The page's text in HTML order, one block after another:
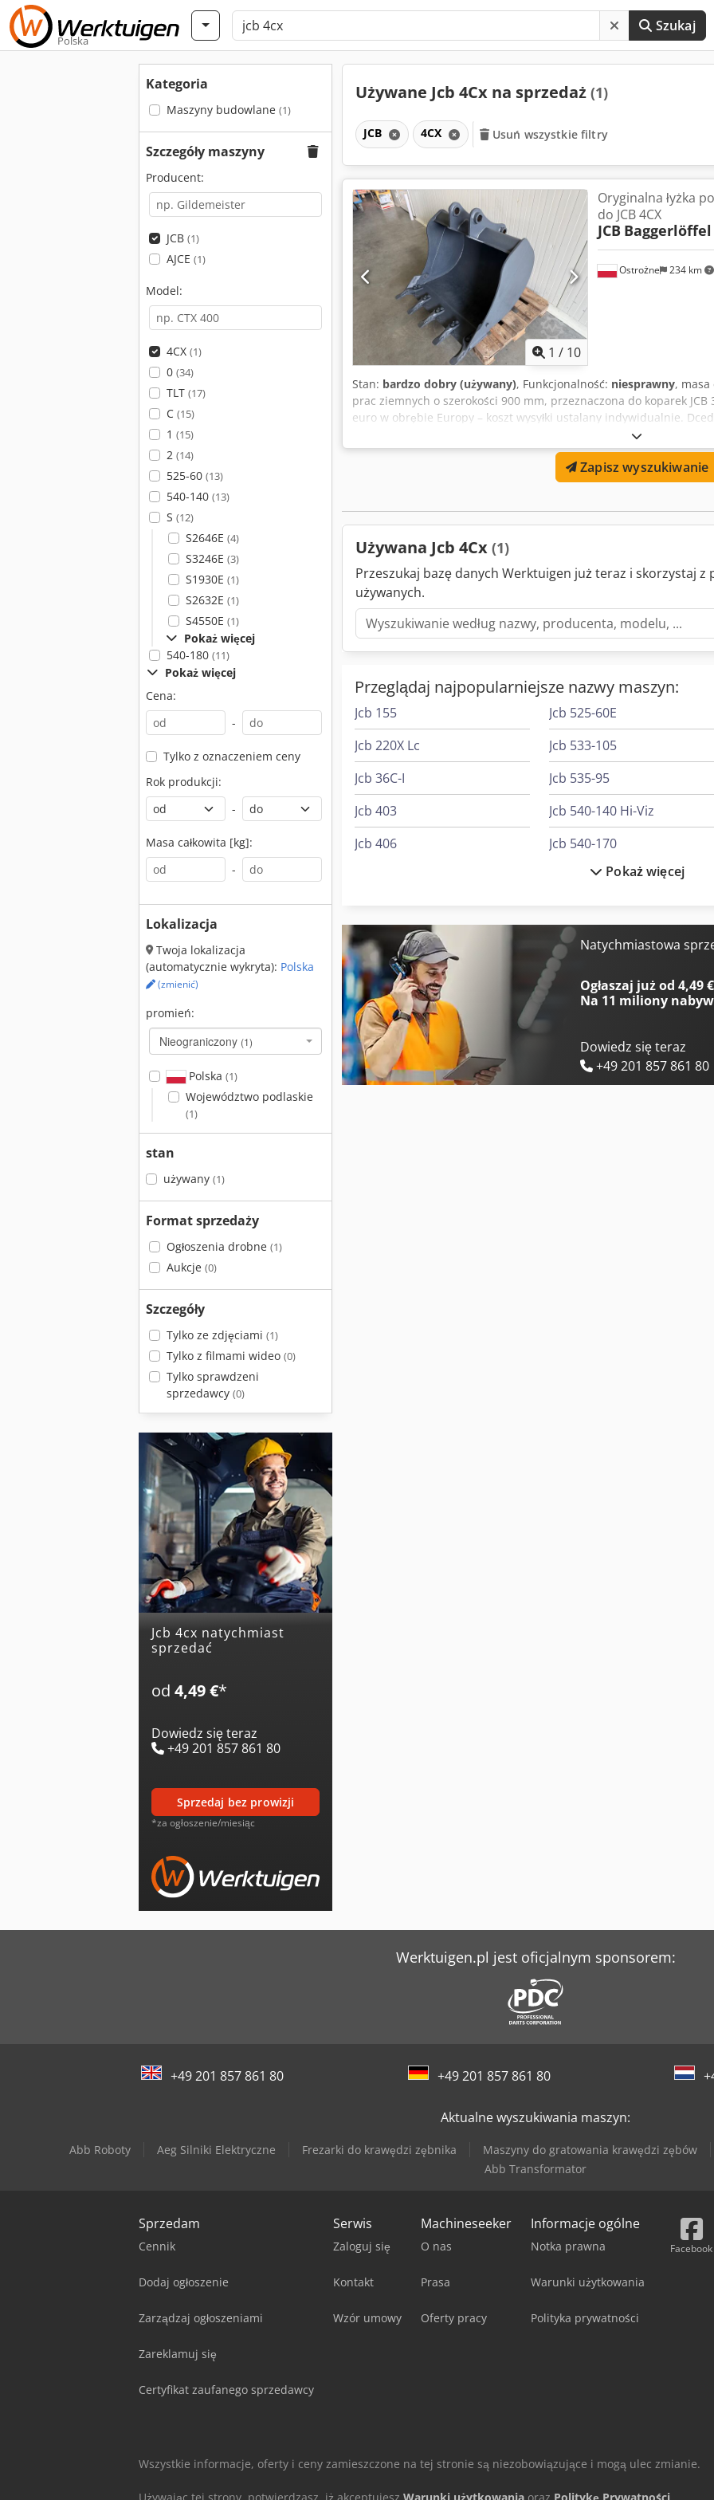
Polska
Szukaj
Kategoria
Maszyny budowlane (1)
Szczegóły maszyny
Producent:
JCB (1)
AJCE (1)
Model:
4CX (1)
0 (34)
TLT (17)
C (15)
1 (15)
2 (14)
525-60 (13)
540-140 (13)
S (12)
S2646E (4)
S3246E (3)
S1930E (1)
S2632E (1)
S4550E (1)
Pokaż więcej
540-180 (11)
Pokaż więcej
Cena:
-
Tylko z oznaczeniem ceny
Rok produkcji:
-
Masa całkowita [kg]:
-
Lokalizacja
Twoja lokalizacja
(automatycznie wykryta): Polska
(zmienić)
promień:
Nieograniczony (1)
Polska (1)
Województwo podlaskie
(1)
stan
używany (1)
Format sprzedaży
Ogłoszenia drobne (1)
Aukcje (0)
Szczegóły
Tylko ze zdjęciami (1)
Tylko z filmami wideo (0)
Tylko sprawdzeni
sprzedawcy (0)
jcb 4cx natychmiast
sprzedać
od 4,49 €*
Dowiedz się teraz
+49 201 857 861 80
sprzedaj bez prowizji
*za ogłoszenie/miesiąc
Używane Jcb 4Cx na sprzedaż (1)
JCB 4CX Usuń wszystkie filtry
1 / 10
Ostrożne 234 km
Oryginalna łyżka
do JCB 4CX
JCB Baggerlöffel
Stan: bardzo dobry (używany), Funkcjonalność: niesprawny, masa
prac ziemnych o szerokości 900 mm, przeznaczona do koparek
euro w obrębie Europy – koszt wysyłki ustalany indywidualnie.
Zapisz wyszukiwanie
Używana Jcb 4Cx (1)
Przeszukaj bazę danych Werktuigen już teraz i skorzystaj z
używanych.
Przeglądaj najpopularniejsze nazwy maszyn:
Jcb 155
Jcb 220X Lc
Jcb 36C-I
Jcb 403
Jcb 406
Jcb 427
Jcb 525-60 Hi Viz
Jcb 525-60E
Jcb 533-105
Jcb 535-95
Jcb 540-140 Hi-Viz
Jcb 540-170
Jcb 540-180
Jcb Ciągniki
Jcb Hydradig 110W
Pokaż więcej
Natychmiastowa
Ogłaszaj już od 4,49 €
Na 11 miliony
Dowiedz się teraz
+49 201 857 861 80
Werktuigen.pl jest oficjalnym sponsorem:
+49 201 857 861 80 +49 201 857 861 80
Aktualne wyszukiwania maszyn:
Abb Roboty Aeg Silniki Elektryczne Frezarki do krawędzi zębnika Maszyny do gratowania krawędzi zębów
Abb Transformator
Sprzedam
Cennik
Dodaj ogłoszenie
Zarządzaj ogłoszeniami
Zareklamuj się
Certyfikat zaufanego sprzedawcy
Serwis
Zaloguj się
Kontakt
Wzór umowy
Machineseeker
O nas
Prasa
Oferty pracy
Informacje ogólne
Notka prawna
Warunki użytkowania
Polityka prywatności
Facebook
Wszystkie informacje, oferty i ceny zamieszczone na tej stronie są niezobowiązujące i mogą ulec zmianie.